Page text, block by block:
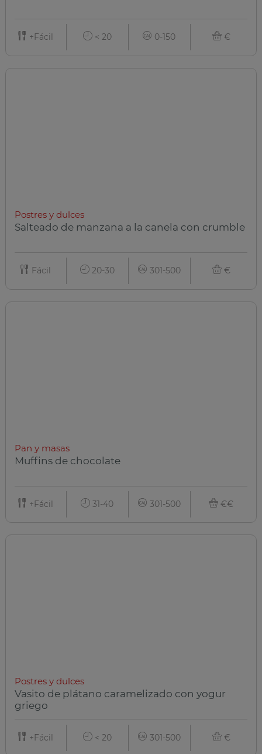
+Fácil < 20 0-150 €
Postres y dulces
Salteado de manzana a la canela con crumble
Fácil 20-30 301-500 €
Pan y masas
Muffins de chocolate
+Fácil 31-40 301-500 €€
Postres y dulces
Vasito de plátano caramelizado con yogur
griego
+Fácil < 20 301-500 €